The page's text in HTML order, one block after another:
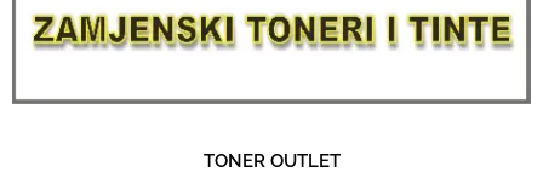
d
s
TONER OUTLET